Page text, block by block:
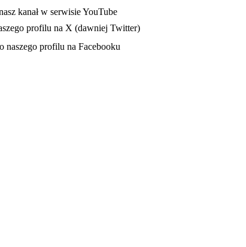
się w nowej karcie
kanał w serwisie YouTube
profilu na X (dawniej Twitter)
się w nowej karcie
naszego profilu na Facebooku